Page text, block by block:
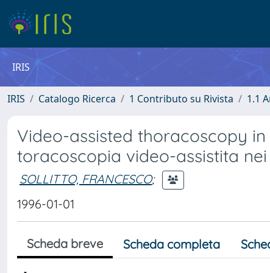
IRIS
IRIS Catalogo Ricerca 1 Contributo su Rivista 1.1
Video-assisted thoracoscopy
toracoscopia video-assistita
SOLLITTO, FRANCESCO;
1996-01-01
Scheda breve Scheda completa